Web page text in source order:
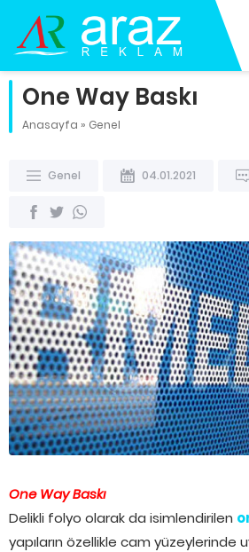
One Way Baskı
Anasayfa » Genel
Genel 04.01.2021
One Way Baskı
Delikli folyo olarak da isimlendirilen
yapıların özellikle cam yüzeylerinde